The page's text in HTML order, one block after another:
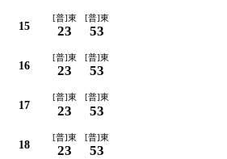
15
[普]東
23
[普]東
53
16
[普]東
23
[普]東
53
17
[普]東
23
[普]東
53
18
[普]東
23
[普]東
53